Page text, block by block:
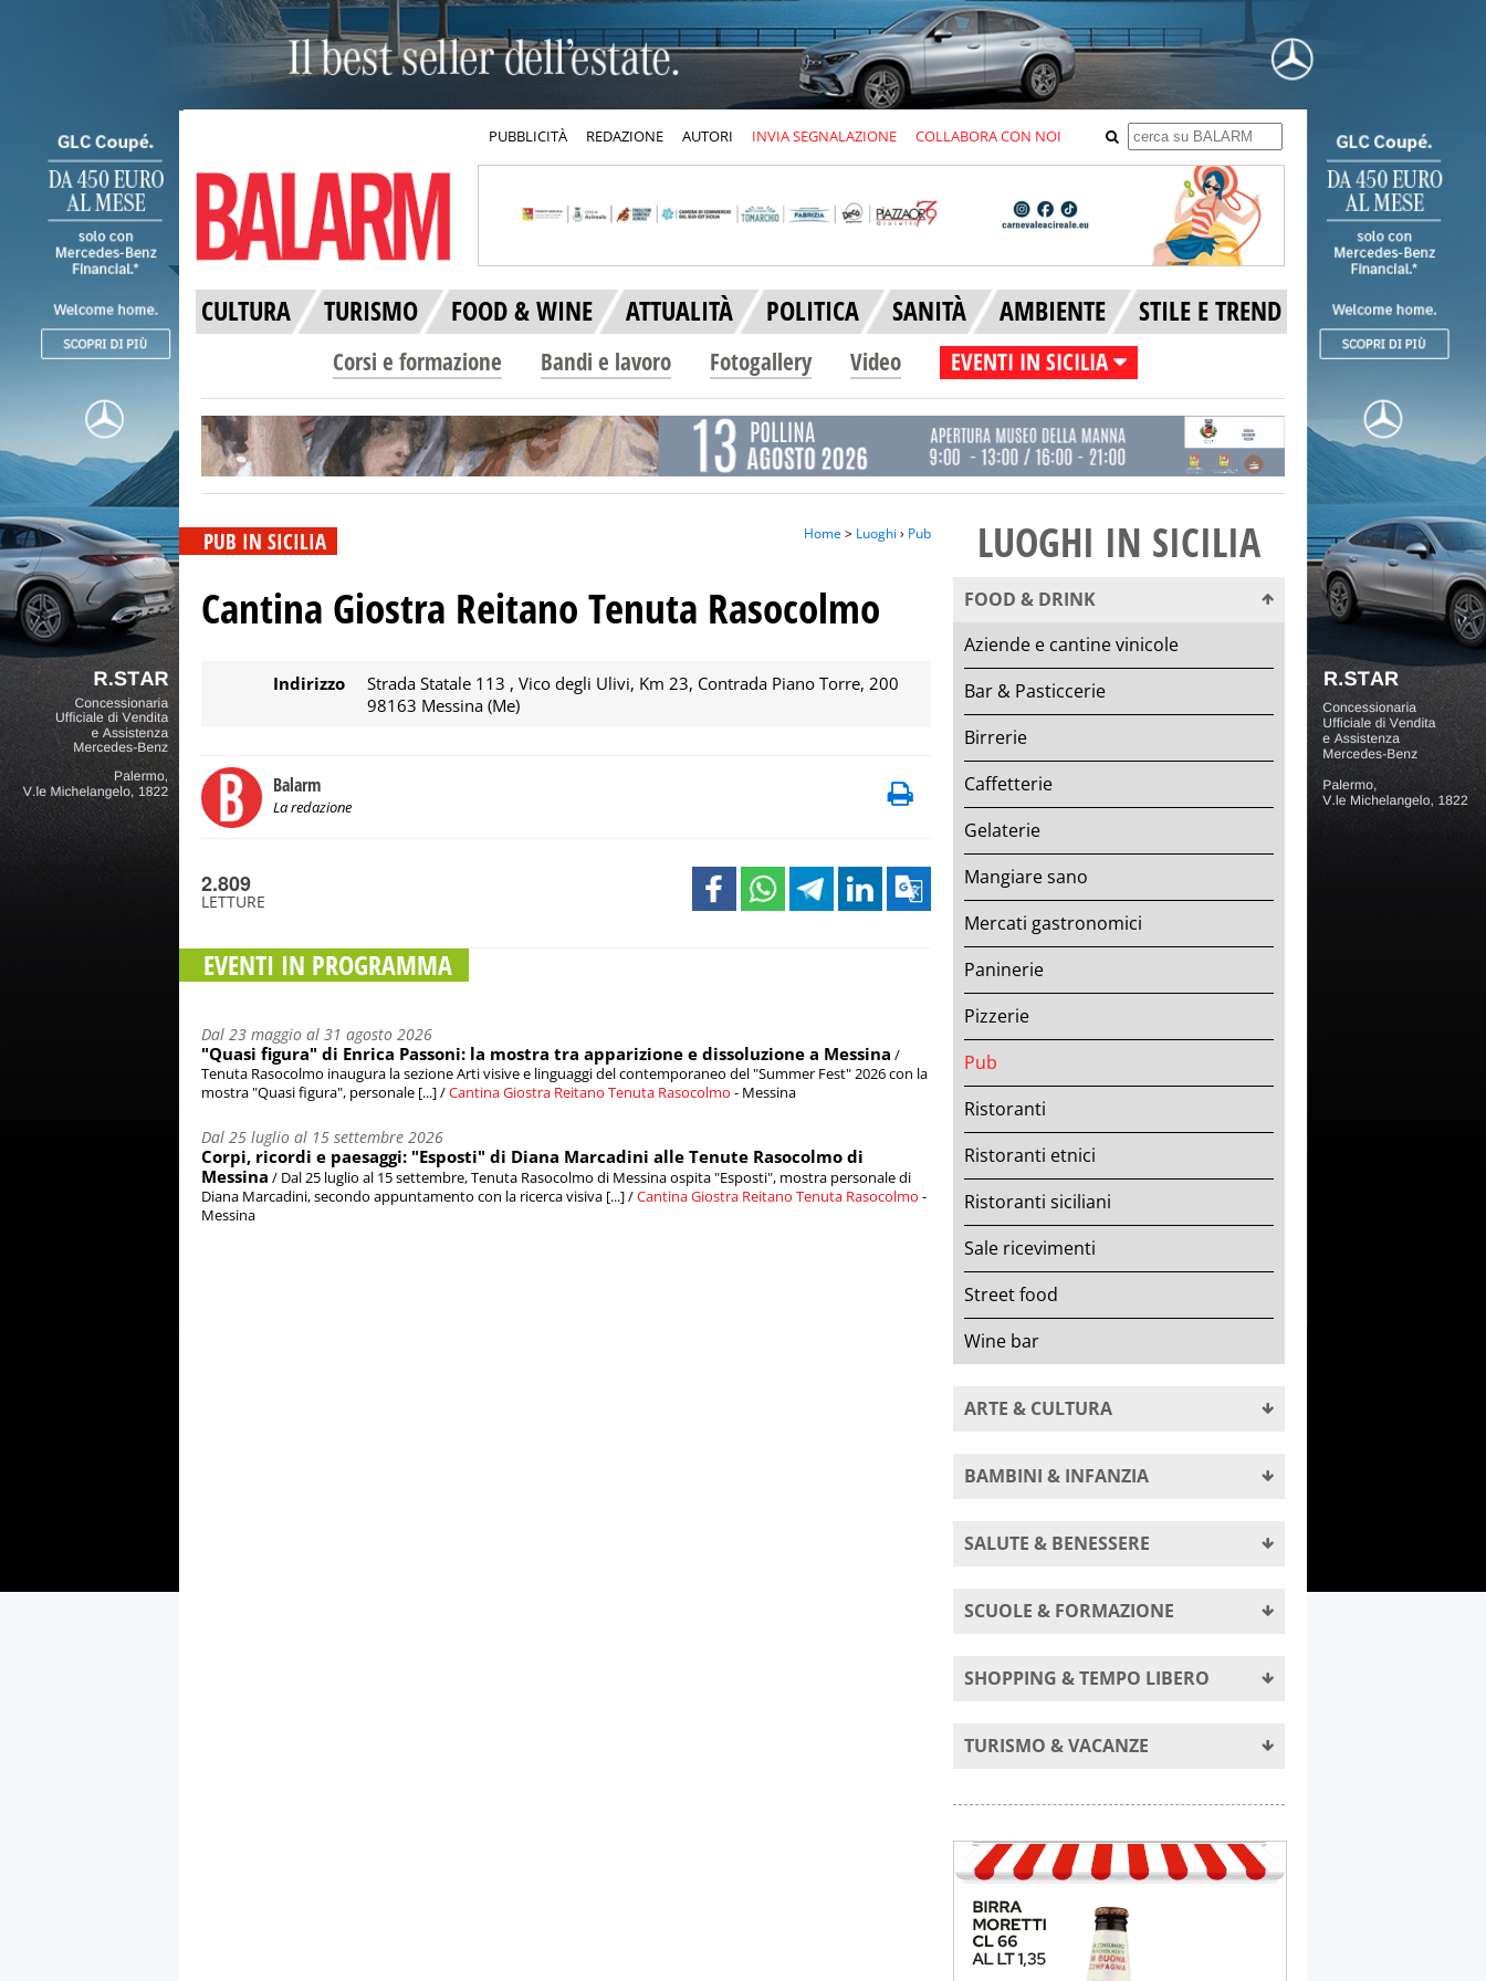
PUBBLICITÀ REDAZIONE AUTORI INVIA SEGNALAZIONE COLLABORA CON NOI
CULTURA TURISMO FOOD & WINE ATTUALITÀ POLITICA SANITÀ AMBIENTE STILE E TREND
Corsi e formazione Bandi e lavoro Fotogallery Video EVENTI IN SICILIA
PUB IN SICILIA Home> Luoghi › Pub
Cantina Giostra Reitano Tenuta Rasocolmo
Indirizzo
Strada Statale 113 , Vico degli Ulivi, Km 23, Contrada Piano Torre, 200
98163 Messina (Me)
Balarm
La redazione
2.809
LETTURE
EVENTI IN PROGRAMMA
Dal 23 maggio al 31 agosto 2026
"Quasi figura" di Enrica Passoni: la mostra tra apparizione e dissoluzione a Messina /
Tenuta Rasocolmo inaugura la sezione Arti visive e linguaggi del contemporaneo del "Summer Fest" 2026 con la
mostra "Quasi figura", personale [...] /Cantina Giostra Reitano Tenuta Rasocolmo - Messina
Dal 25 luglio al 15 settembre 2026
Corpi, ricordi e paesaggi: "Esposti" di Diana Marcadini alle Tenute Rasocolmo di
Messina / Dal 25 luglio al 15 settembre, Tenuta Rasocolmo di Messina ospita "Esposti", mostra personale di
Diana Marcadini, secondo appuntamento con la ricerca visiva [...] /Cantina Giostra Reitano Tenuta Rasocolmo -
Messina
LUOGHI IN SICILIA
FOOD & DRINK
Aziende e cantine vinicole
Bar & Pasticcerie
Birrerie
Caffetterie
Gelaterie
Mangiare sano
Mercati gastronomici
Paninerie
Pizzerie
Pub
Ristoranti
Ristoranti etnici
Ristoranti siciliani
Sale ricevimenti
Street food
Wine bar
ARTE & CULTURA
BAMBINI & INFANZIA
SALUTE & BENESSERE
SCUOLE & FORMAZIONE
SHOPPING & TEMPO LIBERO
TURISMO & VACANZE